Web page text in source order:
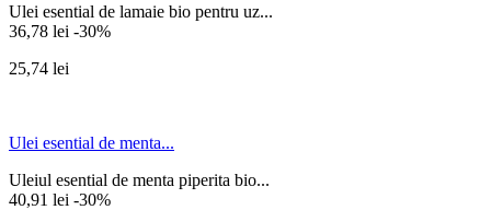
Ulei esential de lamaie bio pentru uz...
36,78 lei -30%
25,74 lei
Ulei esential de menta...
Uleiul esential de menta piperita bio...
40,91 lei -30%